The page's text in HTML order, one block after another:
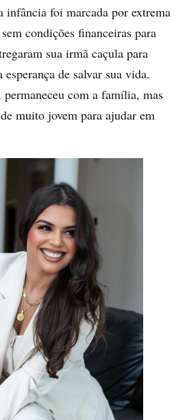
infância foi marcada por extrema
condições financeiras para
sua irmã caçula para
esperança de salvar sua vida.
com a família, mas
muito jovem para ajudar em